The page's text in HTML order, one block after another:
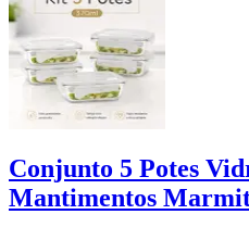
Conjunto 5 Potes
Mantimentos